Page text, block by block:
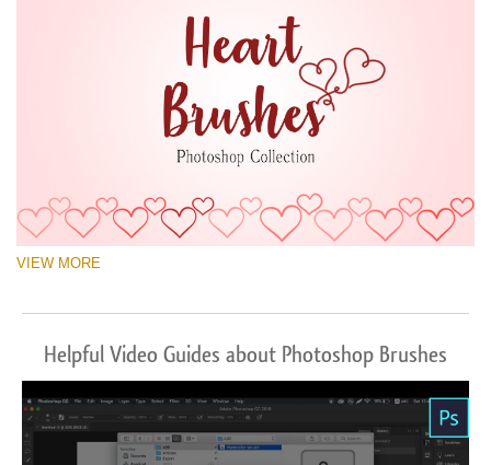
Free download
VIEW MORE
Helpful Video Guides about Photoshop Brushes